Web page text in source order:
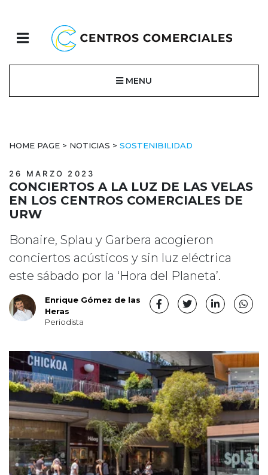
MENU
HOME PAGE > NOTICIAS > SOSTENIBILIDAD
26 MARZO 2023
CONCIERTOS A LA LUZ DE LAS VELAS
EN LOS CENTROS COMERCIALES DE
URW
Bonaire, Splau y Garbera acogieron
conciertos acústicos y sin luz eléctrica
este sábado por la ‘Hora del Planeta’.
Enrique Gómez de las
Heras
Periodista